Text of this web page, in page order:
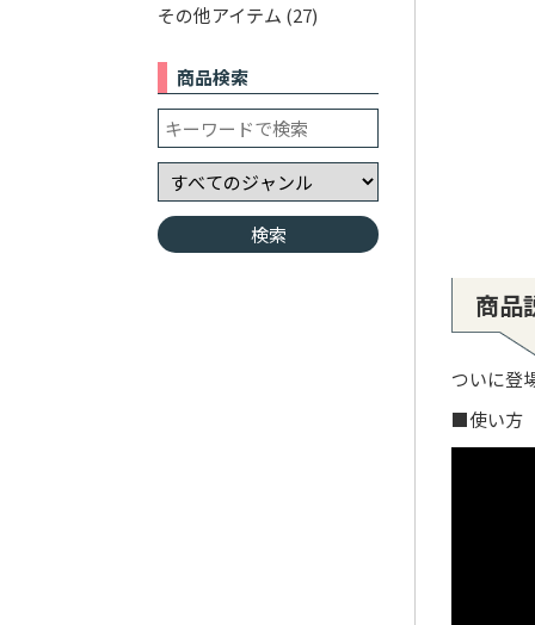
その他アイテム (27)
商品検索
商品
ついに登
■使い方